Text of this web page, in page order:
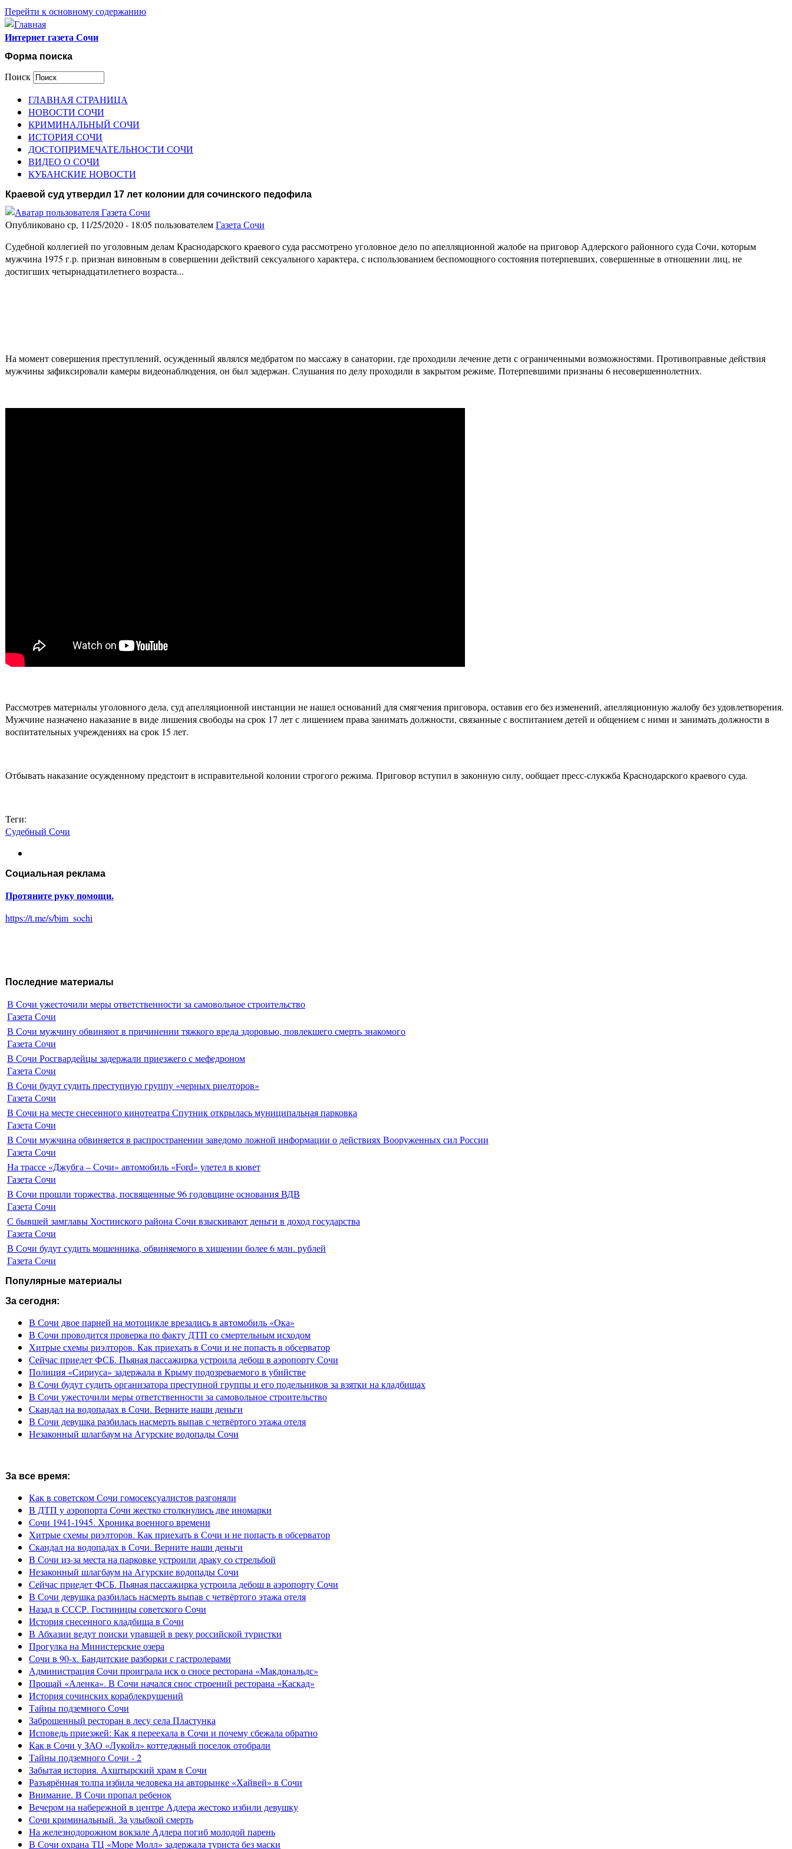
Перейти к основному содержанию
Интернет газета Сочи
Форма поиска
Поиск
ГЛАВНАЯ СТРАНИЦА
НОВОСТИ СОЧИ
КРИМИНАЛЬНЫЙ СОЧИ
ИСТОРИЯ СОЧИ
ДОСТОПРИМЕЧАТЕЛЬНОСТИ СОЧИ
ВИДЕО О СОЧИ
КУБАНСКИЕ НОВОСТИ
Краевой суд утвердил 17 лет колонии для сочинского педофила
Опубликовано ср, 11/25/2020 - 18:05 пользователемГазета Сочи
Судебной коллегией по уголовным делам Краснодарского краевого суда рассмотрено уголовное дело по апелляционной жалобе на приговор Адлерского районного суда Сочи, которым
мужчина 1975 г.р. признан виновным в совершении действий сексуального характера, с использованием беспомощного состояния потерпевших, совершенные в отношении лиц, не
достигших четырнадцатилетнего возраста...
На момент совершения преступлений, осужденный являлся медбратом по массажу в санатории, где проходили лечение дети с ограниченными возможностями. Противоправные действия
мужчины зафиксировали камеры видеонаблюдения, он был задержан. Слушания по делу проходили в закрытом режиме. Потерпевшими признаны 6 несовершеннолетних.
Рассмотрев материалы уголовного дела, суд апелляционной инстанции не нашел оснований для смягчения приговора, оставив его без изменений, апелляционную жалобу без удовлетворения.
Мужчине назначено наказание в виде лишения свободы на срок 17 лет с лишением права занимать должности, связанные с воспитанием детей и общением с ними и занимать должности в
воспитательных учреждениях на срок 15 лет.
Отбывать наказание осужденному предстоит в исправительной колонии строгого режима. Приговор вступил в законную силу, ообщает пресс-слукжба Краснодарского краевого суда.
Теги:
Судебный Сочи
Социальная реклама
Протяните руку помощи.
https://t.me/s/bim_sochi
Последние материалы
В Сочи ужесточили меры ответственности за самовольное строительство
Газета Сочи
В Сочи мужчину обвиняют в причинении тяжкого вреда здоровью, повлекшего смерть знакомого
Газета Сочи
В Сочи Росгвардейцы задержали приезжего с мефедроном
Газета Сочи
В Сочи будут судить преступную группу «черных риелторов»
Газета Сочи
В Сочи на месте снесенного кинотеатра Спутник открылась муниципальная парковка
Газета Сочи
В Сочи мужчина обвиняется в распространении заведомо ложной информации о действиях Вооруженных сил России
Газета Сочи
На трассе «Джубга – Сочи» автомобиль «Ford» улетел в кювет
Газета Сочи
В Сочи прошли торжества, посвященные 96 годовщине основания ВДВ
Газета Сочи
С бывшей замглавы Хостинского района Сочи взыскивают деньги в доход государства
Газета Сочи
В Сочи будут судить мошенника, обвиняемого в хищении более 6 млн. рублей
Газета Сочи
Популярные материалы
За сегодня:
В Сочи двое парней на мотоцикле врезались в автомобиль «Ока»
В Сочи проводится проверка по факту ДТП со смертельным исходом
Хитрые схемы риэлторов. Как приехать в Сочи и не попасть в обсерватор
Сейчас приедет ФСБ. Пьяная пассажирка устроила дебош в аэропорту Сочи
Полиция «Сириуса» задержала в Крыму подозреваемого в убийстве
В Сочи будут судить организатора преступной группы и его подельников за взятки на кладбищах
В Сочи ужесточили меры ответственности за самовольное строительство
Скандал на водопадах в Сочи. Верните наши деньги
В Сочи девушка разбилась насмерть выпав с четвёртого этажа отеля
Незаконный шлагбаум на Агурские водопады Сочи
За все время:
Как в советском Сочи гомосексуалистов разгоняли
В ДТП у аэропорта Сочи жестко столкнулись две иномарки
Сочи 1941-1945. Хроника военного времени
Хитрые схемы риэлторов. Как приехать в Сочи и не попасть в обсерватор
Скандал на водопадах в Сочи. Верните наши деньги
В Сочи из-за места на парковке устроили драку со стрельбой
Незаконный шлагбаум на Агурские водопады Сочи
Сейчас приедет ФСБ. Пьяная пассажирка устроила дебош в аэропорту Сочи
В Сочи девушка разбилась насмерть выпав с четвёртого этажа отеля
Назад в СССР. Гостиницы советского Сочи
История снесенного кладбища в Сочи
В Абхазии ведут поиски упавшей в реку российской туристки
Прогулка на Министерские озера
Сочи в 90-х. Бандитские разборки с гастролерами
Администрация Сочи проиграла иск о сносе ресторана «Макдональдс»
Прощай «Аленка». В Сочи начался снос строений ресторана «Каскад»
История сочинских кораблекрушений
Тайны подземного Сочи
Заброшенный ресторан в лесу села Пластунка
Исповедь приезжей: Как я переехала в Сочи и почему сбежала обратно
Как в Сочи у ЗАО «Лукойл» коттеджный поселок отобрали
Тайны подземного Сочи - 2
Забытая история. Ахштырский храм в Сочи
Разъярённая толпа избила человека на авторынке «Хайвей» в Сочи
Внимание. В Сочи пропал ребенок
Вечером на набережной в центре Адлера жестоко избили девушку
Сочи криминальный. За улыбкой смерть
На железнодорожном вокзале Адлера погиб молодой парень
В Сочи охрана ТЦ «Море Молл» задержала туриста без маски